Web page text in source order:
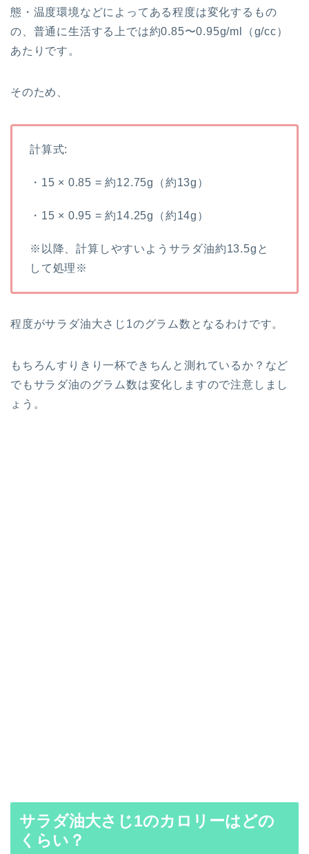
態・温度環境などによってある程度は変化するもの
の、普通に生活する上では約0.85〜0.95g/ml（g/cc）
あたりです。
そのため、
計算式:
・15 × 0.85 = 約12.75g（約13g）
・15 × 0.95 = 約14.25g（約14g）
※以降、計算しやすいようサラダ油約13.5gと
して処理※
程度がサラダ油大さじ1のグラム数となるわけです。
もちろんすりきり一杯できちんと測れているか？など
でもサラダ油のグラム数は変化しますので注意しまし
ょう。
サラダ油大さじ1のカロリーはどの
くらい？